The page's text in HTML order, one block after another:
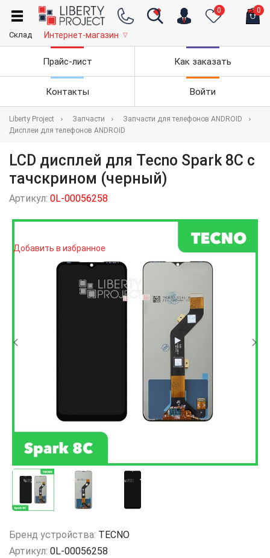
0 0
Склад Интернет-магазин ▽
Прайс-лист Как заказать
Контакты Войти
Liberty Project Запчасти
Запчасти для телефонов ANDROID
Дисплеи для телефонов ANDROID
LCD дисплей для Tecno Spark 8C с
тачскрином (черный)
Артикул: 0L-00056258
Добавить в избранное
Бренд устройства: TECNO
Артикул: 0L-00056258